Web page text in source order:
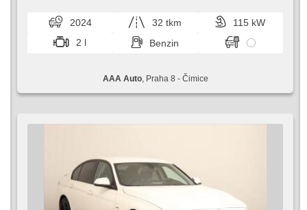
2024 32 tkm
115 kW
2 l
Benzin
AAA Auto, Praha 8 - Čimice